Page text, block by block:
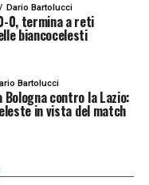
Dario Bartolucci
0, termina a reti
biancocelesti
Bartolucci
Bologna contro la Lazio:
in vista del match